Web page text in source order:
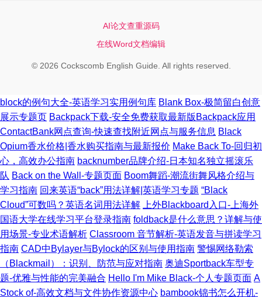
AI论文查重源码
在线Word文档编辑
© 2026 Cockscomb English Guide. All rights reserved.
block的例句大全-英语学习实用例句库 Blank Box-极简留白创意
展示专题页 Backpack下载-安全免费获取最新版Backpack应用
ContactBank网点查询-快速查找附近网点与服务信息 Black
Opium香水价格|香水购买指南与最新报价 Make Back To-回归初
心，高效办公指南 backnumber品牌介绍-日本知名独立摇滚乐
队 Back on the Wall-专题页面 Boom舞蹈-潮流街舞风格介绍与
学习指南 回来英语“back”用法详解|英语学习专题 “Black
Cloud”可数吗？英语名词用法详解 上外Blackboard入口-上海外
国语大学在线学习平台登录指南 foldback是什么意思？详解与使
用场景-专业术语解析 Classroom 音节解析-英语发音与拼读学习
指南 CAD中Bylayer与Bylock的区别与使用指南 警惕网络勒索
（Blackmail）：识别、防范与应对指南 奥迪Sportback车型专
题-优雅与性能的完美融合 Hello I'm Mike Black-个人专题页面 A
Stock of-高效文档与文件协作资源中心 bambook锦书怎么开机-